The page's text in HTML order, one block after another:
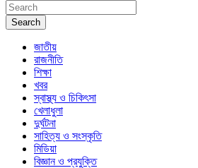
Search
জাতীয়
রাজনীতি
শিক্ষা
খবর
স্বাস্থ্য ও চিকিৎসা
খেলাধুলা
দুর্ঘটনা
সাহিত্য ও সংস্কৃতি
মিডিয়া
বিজ্ঞান ও প্রযুক্তি